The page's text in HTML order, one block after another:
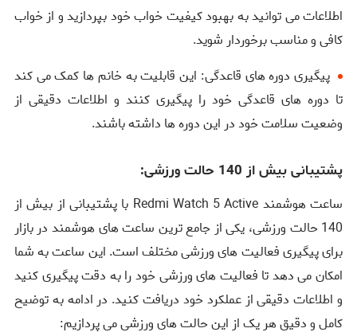
اطلاعات می‌ توانید به بهبود کیفیت خواب خود بپردازید و از خواب
کافی و مناسب برخوردار شوید.
پیگیری دوره‌ های قاعدگی: این قابلیت به خانم ‌ها کمک می‌ کند
تا دوره ‌های قاعدگی خود را پیگیری کنند و اطلاعات دقیقی از
وضعیت سلامت خود در این دوره‌ ها داشته باشند.
پشتیبانی بیش از 140 حالت ورزشی:
ساعت هوشمند Redmi Watch 5 Active با پشتیبانی از بیش از
140 حالت ورزشی، یکی از جامع ‌ترین ساعت‌ های هوشمند در بازار
برای پیگیری فعالیت ‌های ورزشی مختلف است. این ساعت به شما
امکان می ‌دهد تا فعالیت ‌های ورزشی خود را به دقت پیگیری کنید
و اطلاعات دقیقی از عملکرد خود دریافت کنید. در ادامه به توضیح
کامل و دقیق هر یک از این حالت ‌های ورزشی می ‌پردازیم: